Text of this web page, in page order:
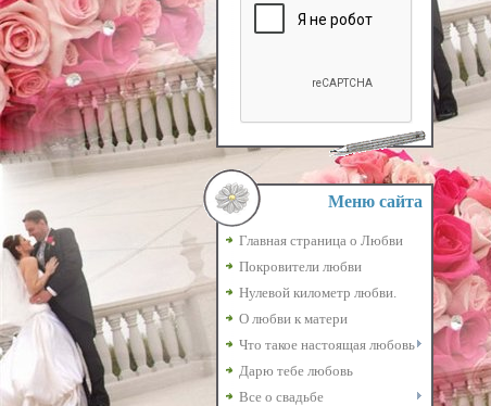
Меню сайта
Главная страница о Любви
Покровители любви
Нулевой километр любви.
О любви к матери
Что такое настоящая любовь
Дарю тебе любовь
Все о свадьбе